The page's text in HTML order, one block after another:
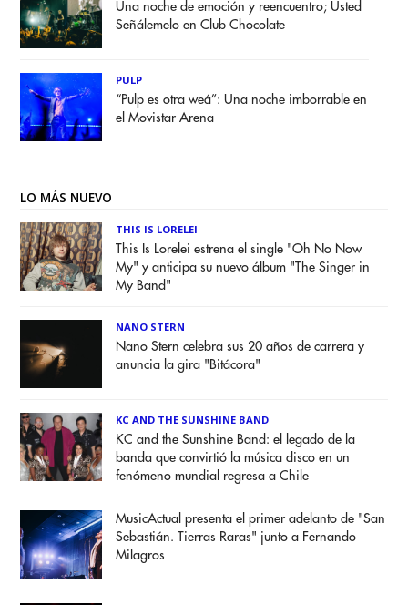
Una noche de emoción y reencuentro; Usted
Señálemelo en Club Chocolate
PULP
“Pulp es otra weá”: Una noche imborrable en
el Movistar Arena
LO MÁS NUEVO
THIS IS LORELEI
This Is Lorelei estrena el single "Oh No Now
My" y anticipa su nuevo álbum "The Singer in
My Band"
NANO STERN
Nano Stern celebra sus 20 años de carrera y
anuncia la gira "Bitácora"
KC AND THE SUNSHINE BAND
KC and the Sunshine Band: el legado de la
banda que convirtió la música disco en un
fenómeno mundial regresa a Chile
MusicActual presenta el primer adelanto de "San
Sebastián. Tierras Raras" junto a Fernando
Milagros